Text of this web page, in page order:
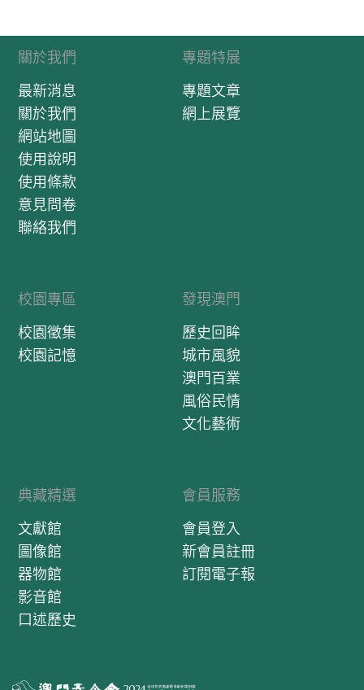
關於我們
最新消息
關於我們
網站地圖
使用說明
使用條款
意見問卷
聯絡我們
專題特展
專題文章
網上展覽
校園專區
校園徵集
校園記憶
發現澳門
歷史回眸
城市風貌
澳門百業
風俗民情
文化藝術
典藏精選
文獻館
圖像館
器物館
影音館
口述歷史
會員服務
會員登入
新會員註冊
訂閱電子報